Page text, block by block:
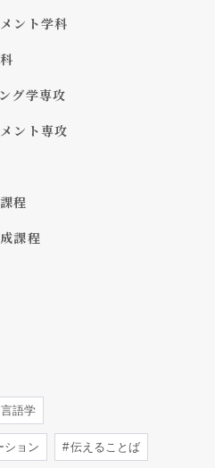
ント学科
グ学専攻
ント専攻
程
課程
語学
ション 伝えることば